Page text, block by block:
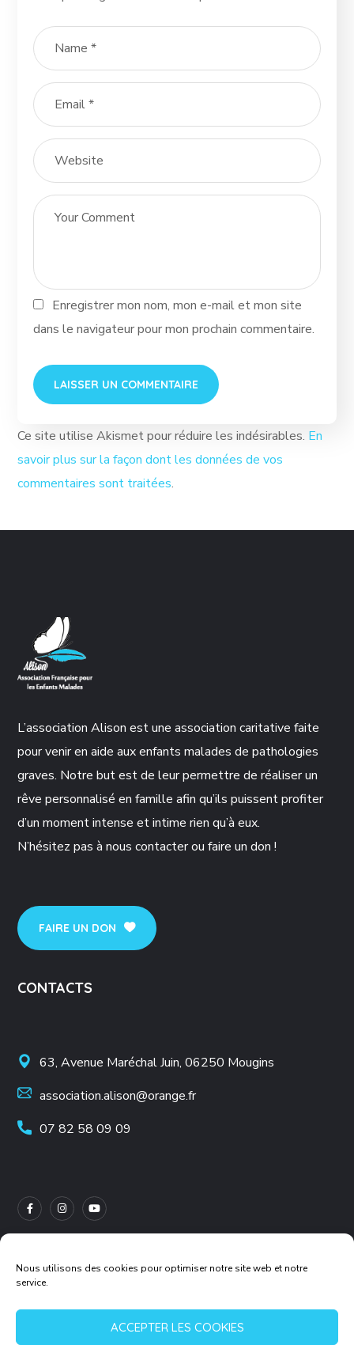
Nous utilisons des cookies pour optimiser notre site web et notre
service.
ACCEPTER LES COOKIES
Enregistrer mon nom, mon e-mail et mon site
dans le navigateur pour mon prochain commentaire.
Ce site utilise Akismet pour réduire les indésirables. En
savoir plus sur la façon dont les données de vos
commentaires sont traitées.
L’association Alison est une association caritative faite
pour venir en aide aux enfants malades de pathologies
graves. Notre but est de leur permettre de réaliser un
rêve personnalisé en famille afin qu’ils puissent profiter
d’un moment intense et intime rien qu’à eux.
N’hésitez pas à nous contacter ou faire un don !
FAIRE UN DON
CONTACTS
63, Avenue Maréchal Juin, 06250 Mougins
association.alison@orange.fr
07 82 58 09 09
Mentions légales